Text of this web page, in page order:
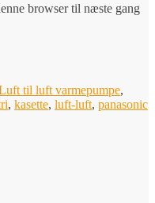
browser til næste gang
til luft varmepumpe,
, kasette, luft-luft, panasonic